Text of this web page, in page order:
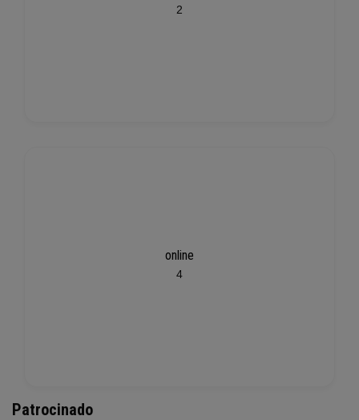
2
online
4
Patrocinado